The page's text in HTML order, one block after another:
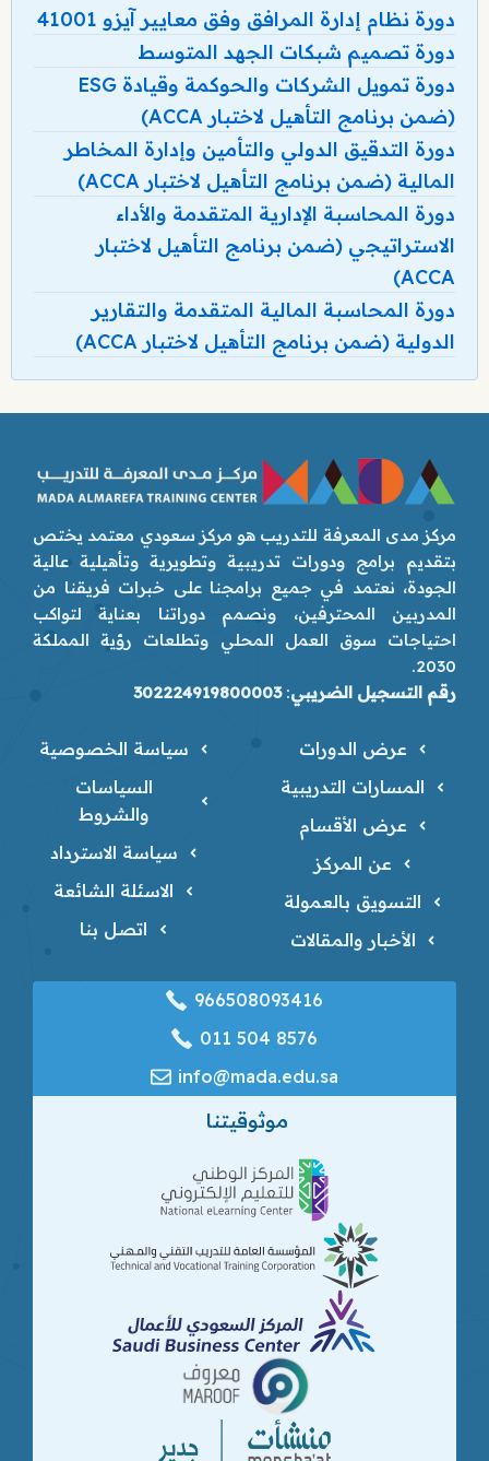
دورة نظام إدارة المرافق وفق معايير آيزو 41001
دورة تصميم شبكات الجهد المتوسط
دورة تمويل الشركات والحوكمة وقيادة ESG
(ضمن برنامج التأهيل لاختبار ACCA)
دورة التدقيق الدولي والتأمين وإدارة المخاطر
المالية (ضمن برنامج التأهيل لاختبار ACCA)
دورة المحاسبة الإدارية المتقدمة والأداء
الاستراتيجي (ضمن برنامج التأهيل لاختبار
ACCA)
دورة المحاسبة المالية المتقدمة والتقارير
الدولية (ضمن برنامج التأهيل لاختبار ACCA)
مركز مدى المعرفة للتدريب هو مركز سعودي معتمد يختص
بتقديم برامج ودورات تدريبية وتطويرية وتأهيلية عالية
الجودة، نعتمد في جميع برامجنا على خبرات فريقنا من
المدربين المحترفين، ونصمم دوراتنا بعناية لتواكب
احتياجات سوق العمل المحلي وتطلعات رؤية المملكة
2030.
رقم التسجيل الضريبي:
302224919800003
عرض الدورات
المسارات التدريبية
عرض الأقسام
عن المركز
التسويق بالعمولة
الأخبار والمقالات
سياسة الخصوصية
السياسات
والشروط
سياسة الاسترداد
الاسئلة الشائعة
اتصل بنا
966508093416
‎011 504 8576
info@mada.edu.sa
موثوقيتنا